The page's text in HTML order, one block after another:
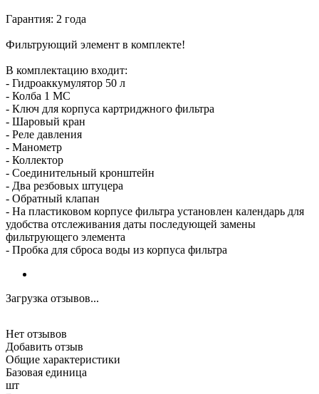
Гарантия: 2 года
Фильтрующий элемент в комплекте!
В комплектацию входит:
- Гидроаккумулятор 50 л
- Колба 1 МС
- Ключ для корпуса картриджного фильтра
- Шаровый кран
- Реле давления
- Манометр
- Коллектор
- Соединительный кронштейн
- Два резбовых штуцера
- Обратный клапан
- На пластиковом корпусе фильтра установлен календарь для
удобства отслеживания даты последующей замены
фильтрующего элемента
- Пробка для сброса воды из корпуса фильтра
Загрузка отзывов...
Нет отзывов
Добавить отзыв
Общие характеристики
Базовая единица
шт